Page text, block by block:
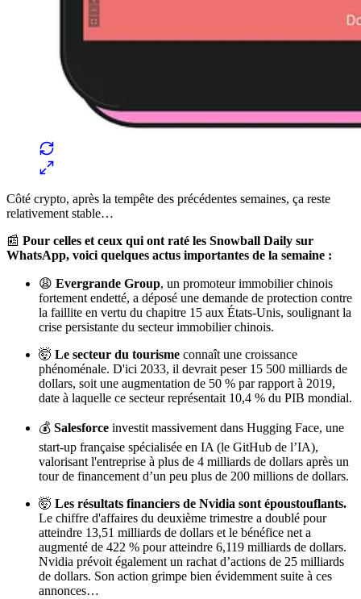
Côté crypto, après la tempête des précédentes semaines, ça reste
relativement stable…
📰 Pour celles et ceux qui ont raté les Snowball Daily sur
WhatsApp, voici quelques actus importantes de la semaine :
😩 Evergrande Group, un promoteur immobilier chinois
fortement endetté, a déposé une demande de protection contre
la faillite en vertu du chapitre 15 aux États-Unis, soulignant la
crise persistante du secteur immobilier chinois.
🤯 Le secteur du tourisme connaît une croissance
phénoménale. D'ici 2033, il devrait peser 15 500 milliards de
dollars, soit une augmentation de 50 % par rapport à 2019,
date à laquelle ce secteur représentait 10,4 % du PIB mondial.
💰 Salesforce investit massivement dans Hugging Face, une
start-up française spécialisée en IA (le GitHub de l’IA),
valorisant l'entreprise à plus de 4 milliards de dollars après un
tour de financement d’un peu plus de 200 millions de dollars.
🤯 Les résultats financiers de Nvidia sont époustouflants.
Le chiffre d'affaires du deuxième trimestre a doublé pour
atteindre 13,51 milliards de dollars et le bénéfice net a
augmenté de 422 % pour atteindre 6,119 milliards de dollars.
Nvidia prévoit également un rachat d’actions de 25 milliards
de dollars. Son action grimpe bien évidemment suite à ces
annonces…